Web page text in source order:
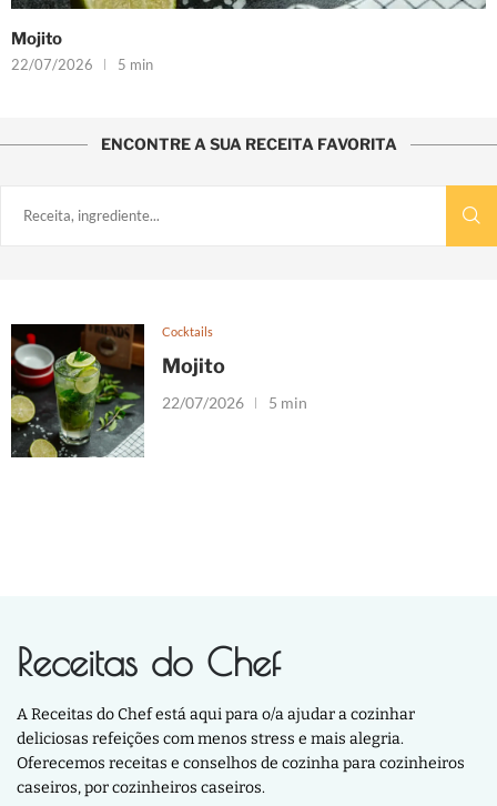
Mojito
22/07/2026 5 min
ENCONTRE A SUA RECEITA FAVORITA
Cocktails
Mojito
22/07/2026 5 min
Receitas do Chef
A Receitas do Chef está aqui para o/a ajudar a cozinhar
deliciosas refeições com menos stress e mais alegria.
Oferecemos receitas e conselhos de cozinha para cozinheiros
caseiros, por cozinheiros caseiros.